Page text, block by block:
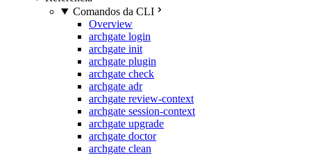
Comandos da CLI
Overview
archgate login
archgate init
archgate plugin
archgate check
archgate adr
archgate review-context
archgate session-context
archgate upgrade
archgate doctor
archgate clean